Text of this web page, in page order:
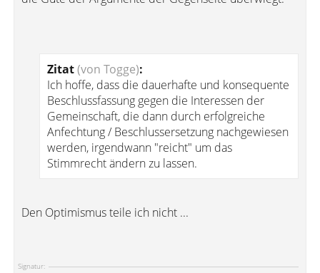
Zitat(von Togge):
Ich hoffe, dass die dauerhafte und konsequente
Beschlussfassung gegen die Interessen der
Gemeinschaft, die dann durch erfolgreiche
Anfechtung / Beschlussersetzung nachgewiesen
werden, irgendwann "reicht" um das
Stimmrecht ändern zu lassen.
Den Optimismus teile ich nicht ...
Signatur: